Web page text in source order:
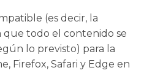
(es decir, la
que todo el contenido se
lo previsto) para la
Firefox, Safari y Edge en